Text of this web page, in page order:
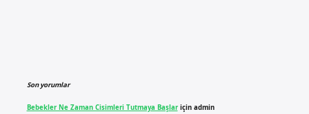
Son yorumlar
Bebekler Ne Zaman Cisimleri Tutmaya Başlariçin admin